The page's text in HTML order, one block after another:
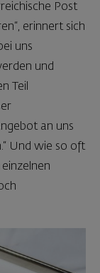
Post
erinnert sich
uns
und
Teil
an uns
Und wie so oft